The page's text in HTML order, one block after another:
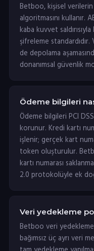
Betboo, kişisel
algoritmasını kullanır.
kaba kuvvet
şifreleme standardıdır.
de depolama
donanımsal güvenlik
Ödeme bilgileri
Ödeme bilgileri PCI
korunur. Kredi kartı
işlenir; gerçek kart
token oluşturulur.
kartı numarası
2.0 protokolüyle ek
Veri yedekleme
Betboo veri
bağımsız üç ayrı veri